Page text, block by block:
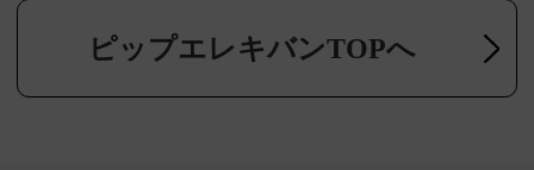
ピップエレキバンTOPへ